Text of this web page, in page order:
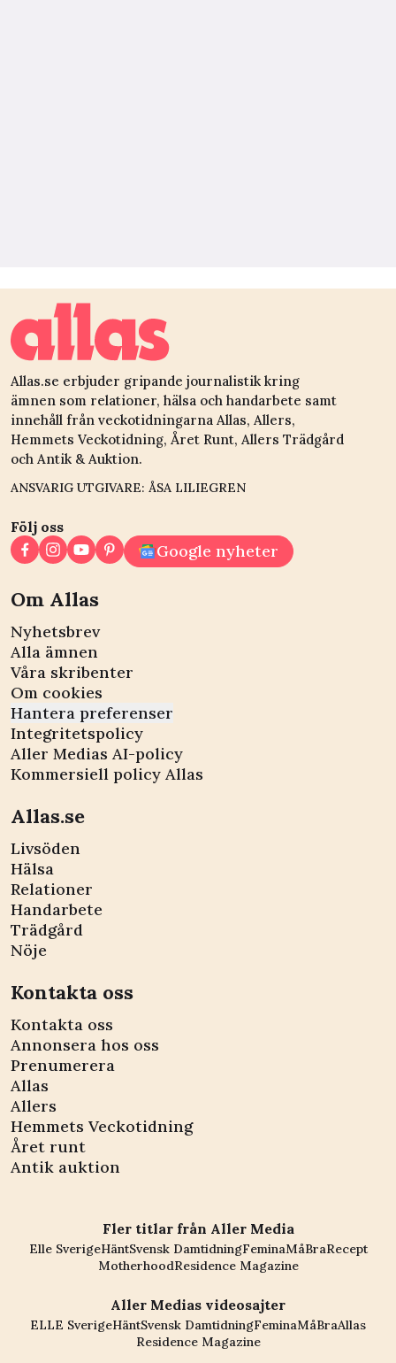
Allas.se erbjuder gripande journalistik kring
ämnen som relationer, hälsa och handarbete samt
innehåll från veckotidningarna Allas, Allers,
Hemmets Veckotidning, Året Runt, Allers Trädgård
och Antik & Auktion.
ANSVARIG UTGIVARE: ÅSA LILIEGREN
Följ oss
Google nyheter
Om Allas
Nyhetsbrev
Alla ämnen
Våra skribenter
Om cookies
Hantera preferenser
Integritetspolicy
Aller Medias AI-policy
Kommersiell policy Allas
Allas.se
Livsöden
Hälsa
Relationer
Handarbete
Trädgård
Nöje
Kontakta oss
Kontakta oss
Annonsera hos oss
Prenumerera
Allas
Allers
Hemmets Veckotidning
Året runt
Antik auktion
Fler titlar från Aller Media
Elle SverigeHäntSvensk DamtidningFeminaMåBraRecept
MotherhoodResidence Magazine
Aller Medias videosajter
ELLE SverigeHäntSvensk DamtidningFeminaMåBraAllas
Residence Magazine